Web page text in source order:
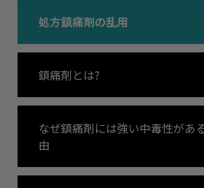
処方鎮痛剤の乱用
鎮痛剤とは?
なぜ鎮痛剤には強い中毒性があ
由